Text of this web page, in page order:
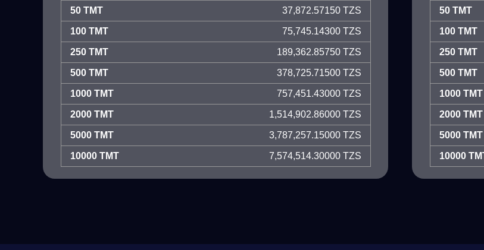
50 TMT 37,872.57150 TZS
100 TMT 75,745.14300 TZS
250 TMT 189,362.85750 TZS
500 TMT 378,725.71500 TZS
1000 TMT 757,451.43000 TZS
2000 TMT 1,514,902.86000 TZS
5000 TMT 3,787,257.15000 TZS
10000 TMT 7,574,514.30000 TZS
50 TMT
100 TMT
250 TMT
500 TMT
1000 TMT
2000 TMT
5000 TMT
10000